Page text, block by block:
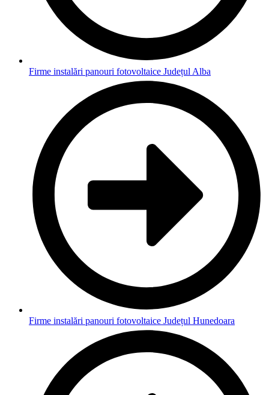
Firme instalări panouri fotovoltaice Județul Alba
Firme instalări panouri fotovoltaice Județul Hunedoara